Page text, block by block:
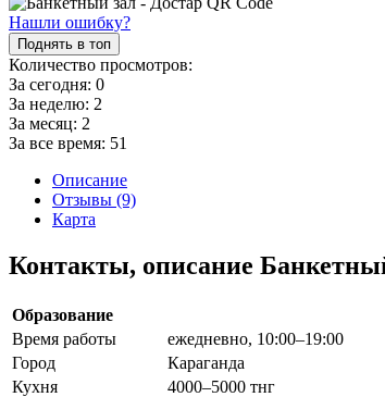
Нашли ошибку?
Поднять в топ
Количество просмотров:
За сегодня: 0
За неделю: 2
За месяц: 2
За все время: 51
Описание
Отзывы (9)
Карта
Контакты, описание
Образование
Время работы
ежедневно, 10:00–19:00
Город
Караганда
Кухня
4000–5000 тнг